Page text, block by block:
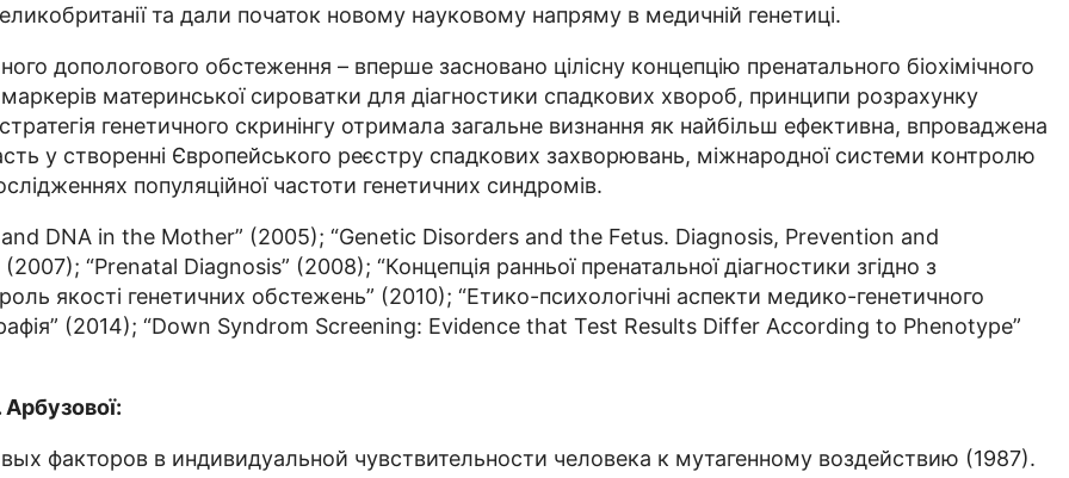
та дали початок новому науковому напряму в медичній генетиці.
допологового обстеження – вперше засновано цілісну концепцію пренатального біохімічного
материнської сироватки для діагностики спадкових хвороб, принципи розрахунку
генетичного скринінгу отримала загальне визнання як найбільш ефективна, впроваджена
у створенні Європейського реєстру спадкових захворювань, міжнародної системи контролю
популяційної частоти генетичних синдромів.
and DNA in the Mother” (2005); “Genetic Disorders and the Fetus. Diagnosis, Prevention and
“Prenatal Diagnosis” (2008); “Концепція ранньої пренатальної діагностики згідно з
якості генетичних обстежень” (2010); “Етико-психологічні аспекти медико-генетичного
(2014); “Down Syndrom Screening: Evidence that Test Results Differ According to Phenotype”
факторов в индивидуальной чувствительности человека к мутагенному воздействию (1987).